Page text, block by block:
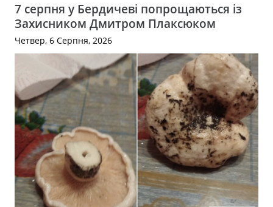
7 серпня у Бердичеві попрощаються із
Захисником Дмитром Плаксюком
Четвер, 6 Серпня, 2026